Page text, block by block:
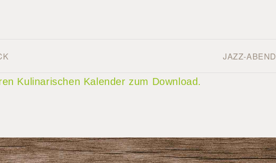
JAZZ-ABEND
Kulinarischen Kalender zum Download.